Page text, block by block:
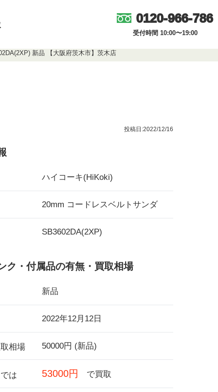
0120-966-786
受付時間 10:00〜19:00
新品 【大阪府茨木市】茨木店
投稿日:2022/12/16
ハイコーキ(HiKoki)
20mm コードレスベルトサンダ
SB3602DA(2XP)
ク・付属品の有無・買取相場
新品
2022年12月12日
相場 50000円 (新品)
は 53000円 で買取